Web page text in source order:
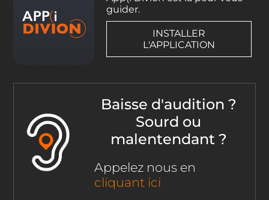
guider.
INSTALLER
L'APPLICATION
Baisse d'audition ?
Sourd ou
malentendant ?
Appelez nous en
cliquant ici